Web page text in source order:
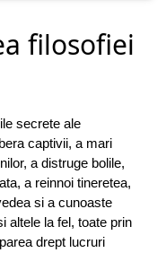
filosofiei
secrete ale
captivii, a mari
a distruge bolile,
a reinnoi tineretea,
si a cunoaste
altele la fel, toate prin
drept lucruri